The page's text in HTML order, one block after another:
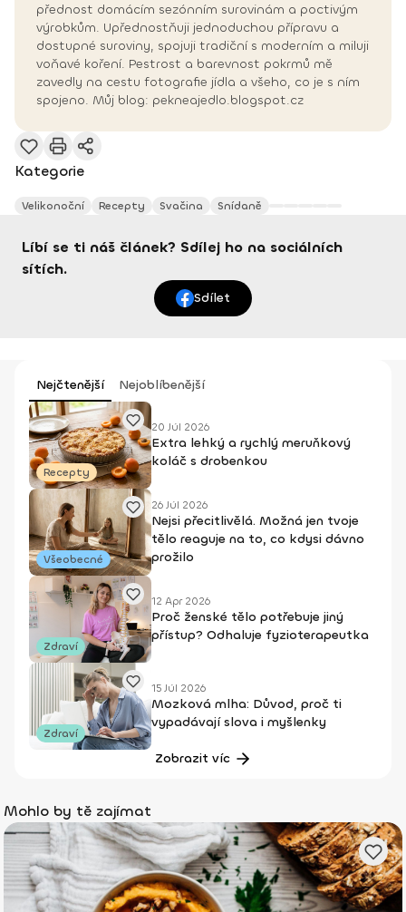
přednost domácím sezónním surovinám a poctivým
výrobkům. Upřednostňuji jednoduchou přípravu a
dostupné suroviny, spojuji tradiční s moderním a miluji
voňavé koření. Pestrost a barevnost pokrmů mě
zavedly na cestu fotografie jídla a všeho, co je s ním
spojeno. Můj blog: pekneajedlo.blogspot.cz
Kategorie
Velikonoční Recepty Svačina Snídaně
Líbí se ti náš článek? Sdílej ho na sociálních
sítích.
Sdílet
Nejčtenější Nejoblíbenější
Recepty
20 Júl 2026
Extra lehký a rychlý meruňkový
koláč s drobenkou
Všeobecné
26 Júl 2026
Nejsi přecitlivělá. Možná jen tvoje
tělo reaguje na to, co kdysi dávno
prožilo
Zdraví
12 Apr 2026
Proč ženské tělo potřebuje jiný
přístup? Odhaluje fyzioterapeutka
Zdraví
15 Júl 2026
Mozková mlha: Důvod, proč ti
vypadávají slova i myšlenky
Zobrazit víc
Mohlo by tě zajímat